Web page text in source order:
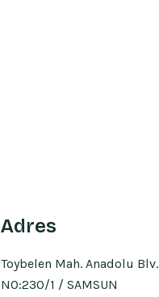
Adres
Toybelen Mah. Anadolu Blv.
NO:230/1 / SAMSUN